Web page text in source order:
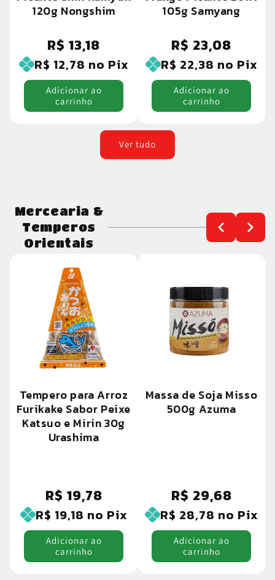
120g Nongshim
Preço
R$ 13,18
R$ 12,78 no Pix
Adicionar ao
carrinho
105g Samyang
Preço
normal
R$ 23,08
R$ 22,38 no Pix
Adicionar ao
carrinho
Ver tudo
Mercearia &
Temperos
Orientais
Tempero para Arroz
Furikake Sabor Peixe
Katsuo e Mirin 30g
Urashima
Preço
normal
R$ 19,78
R$ 19,18 no Pix
Adicionar ao
carrinho
Massa de Soja Misso
500g Azuma
Preço
normal
R$ 29,68
R$ 28,78 no Pix
Adicionar ao
carrinho